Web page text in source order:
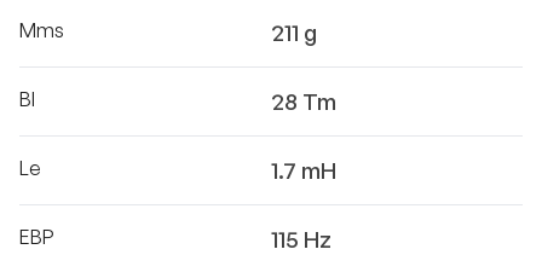
Mms 211 g
Bl 28 Tm
Le 1.7 mH
EBP 115 Hz